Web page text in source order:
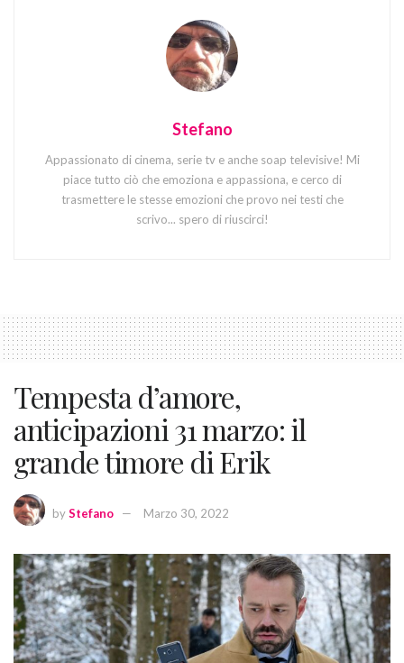
Stefano
Appassionato di cinema, serie tv e anche soap televisive! Mi
piace tutto ciò che emoziona e appassiona, e cerco di
trasmettere le stesse emozioni che provo nei testi che
scrivo... spero di riuscirci!
Tempesta d’amore,
anticipazioni 31 marzo: il
grande timore di Erik
byStefano Marzo 30, 2022